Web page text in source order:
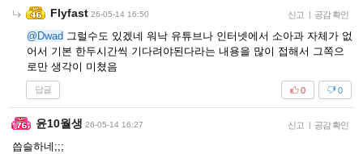
Flyfast 26-05-14 16:50 신고 | 공감 확인
@Dwad 그럴수도 있겠네 워낙 유튜브나 인터넷에서 소아과 자체가 없
어서 기본 한두시간씩 기다려야된다라는 내용을 많이 접해서 그쪽으
로만 생각이 미쳤음
답글 0
0
윤10월생 26-05-14 16:27 신고 | 공감 확인
씁슬하네;;;